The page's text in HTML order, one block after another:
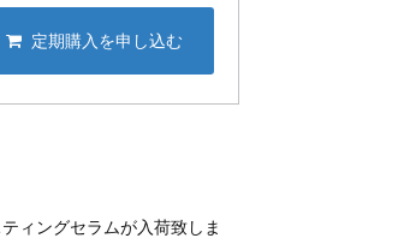
ィングセラムが入荷致しま